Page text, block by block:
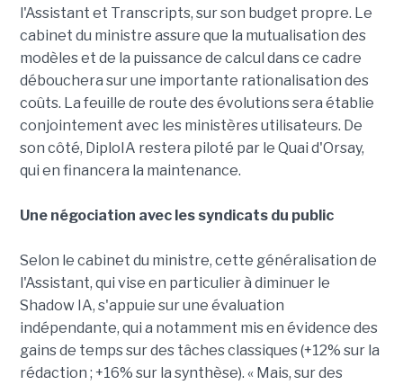
l'Assistant et Transcripts, sur son budget propre. Le
cabinet du ministre assure que la mutualisation des
modèles et de la puissance de calcul dans ce cadre
débouchera sur une importante rationalisation des
coûts. La feuille de route des évolutions sera établie
conjointement avec les ministères utilisateurs. De
son côté, DiploIA restera piloté par le Quai d'Orsay,
qui en financera la maintenance.
Une négociation avec les syndicats du public
Selon le cabinet du ministre, cette généralisation de
l'Assistant, qui vise en particulier à diminuer le
Shadow IA, s'appuie sur une évaluation
indépendante, qui a notamment mis en évidence des
gains de temps sur des tâches classiques (+12% sur la
rédaction ; +16% sur la synthèse). « Mais, sur des